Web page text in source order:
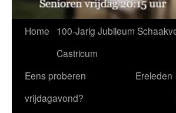
Home
100-Jarig Jubileum
Castricum
Eens proberen
vrijdagavond?
Ereleden